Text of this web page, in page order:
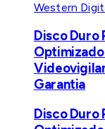
Western
Disco Duro
Garantia
Disco Duro